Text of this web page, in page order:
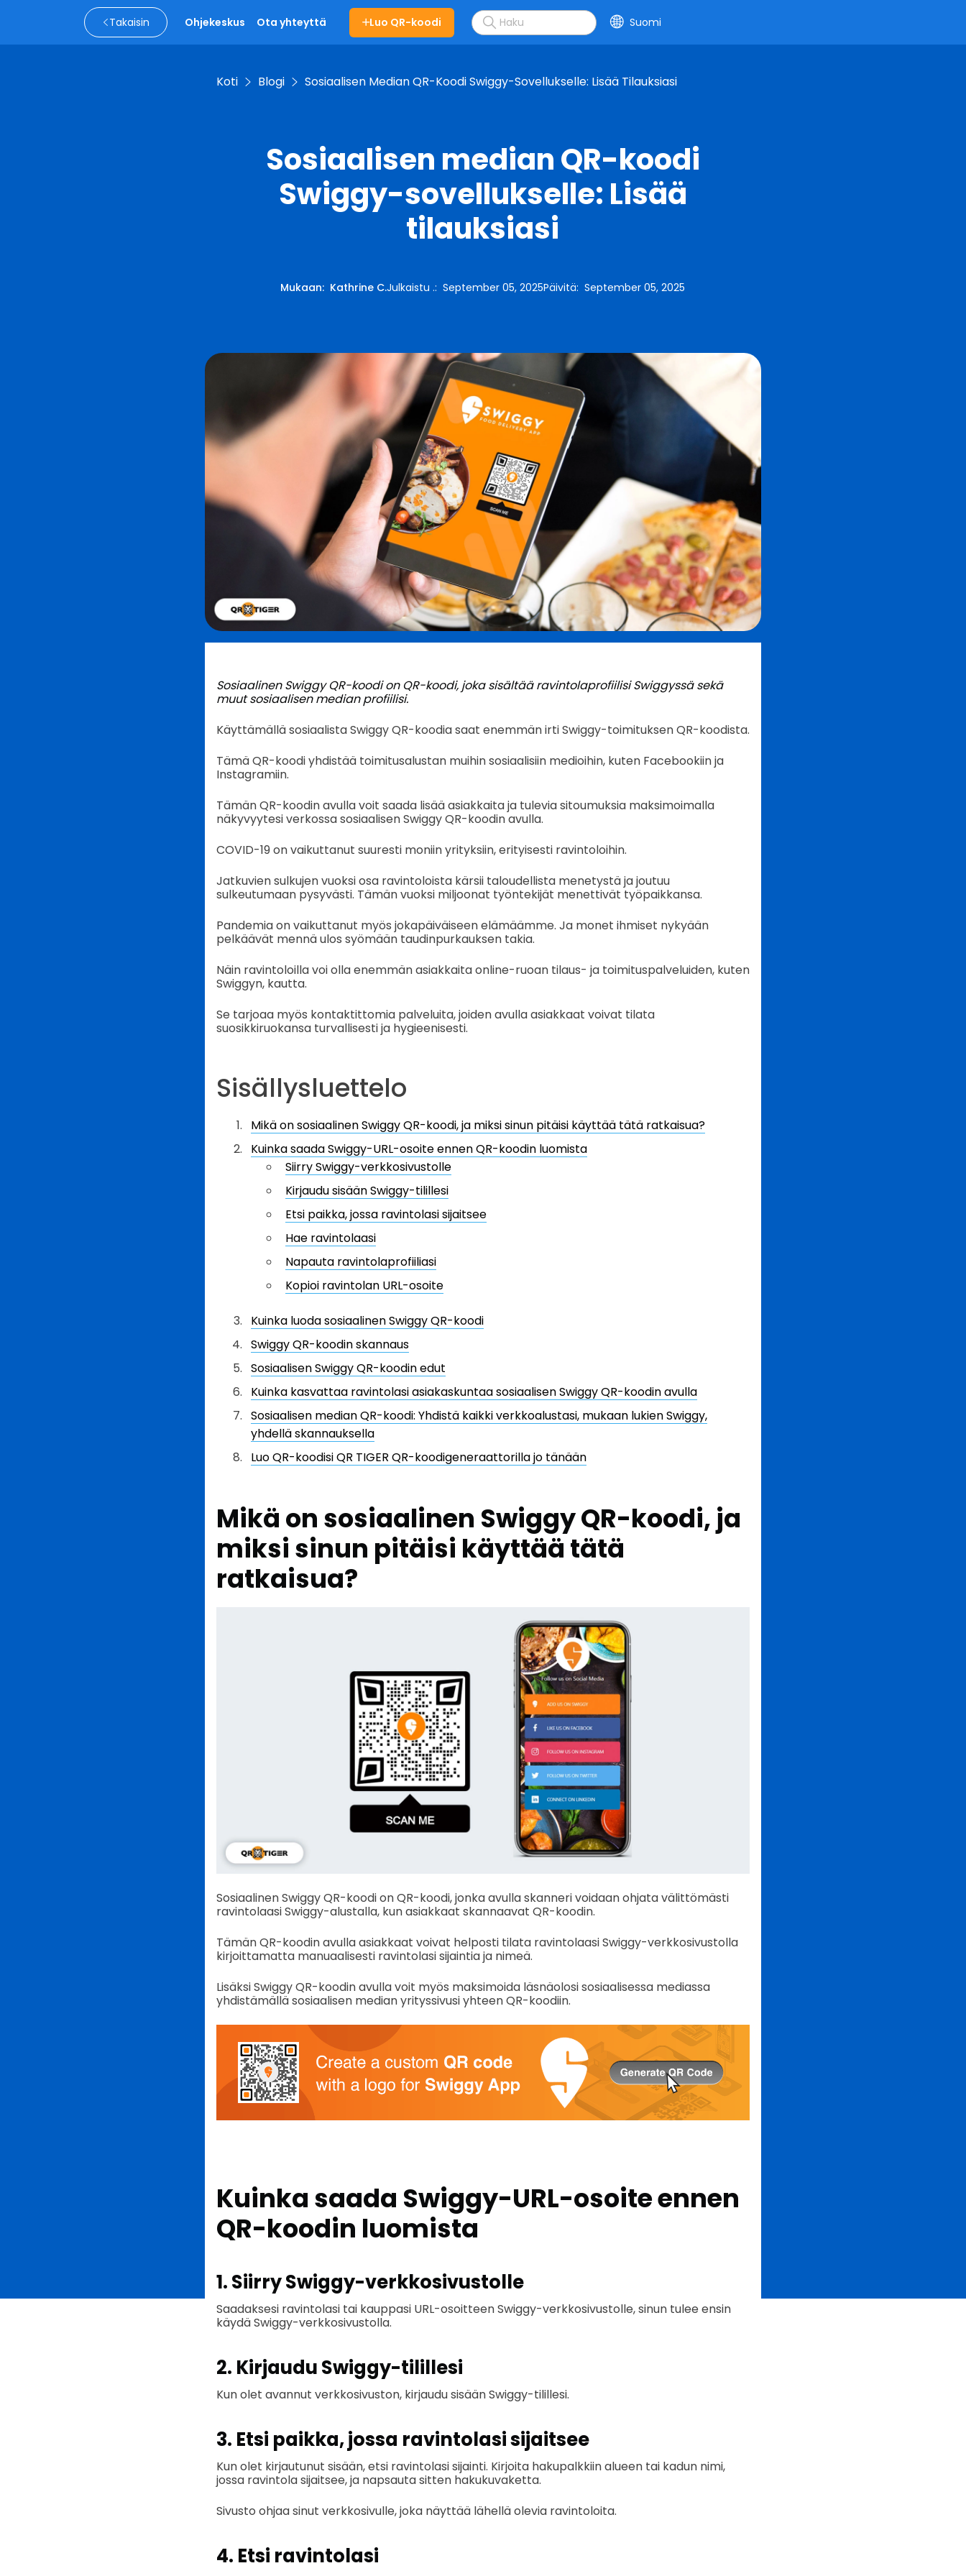
Takaisin Ohjekeskus Ota yhteyttä Luo QR-koodi Suomi
Koti Blogi Sosiaalisen Median QR-Koodi Swiggy-Sovellukselle: Lisää Tilauksiasi
Sosiaalisen median QR-koodi
Swiggy-sovellukselle: Lisää
tilauksiasi
Mukaan: Kathrine C.Julkaistu .:September 05, 2025Päivitä:September 05, 2025
Sosiaalinen Swiggy QR-koodi on QR-koodi, joka sisältää ravintolaprofiilisi Swiggyssä sekä
muut sosiaalisen median profiilisi.
Käyttämällä sosiaalista Swiggy QR-koodia saat enemmän irti Swiggy-toimituksen QR-koodista.
Tämä QR-koodi yhdistää toimitusalustan muihin sosiaalisiin medioihin, kuten Facebookiin ja
Instagramiin.
Tämän QR-koodin avulla voit saada lisää asiakkaita ja tulevia sitoumuksia maksimoimalla
näkyvyytesi verkossa sosiaalisen Swiggy QR-koodin avulla.
COVID-19 on vaikuttanut suuresti moniin yrityksiin, erityisesti ravintoloihin.
Jatkuvien sulkujen vuoksi osa ravintoloista kärsii taloudellista menetystä ja joutuu
sulkeutumaan pysyvästi. Tämän vuoksi miljoonat työntekijät menettivät työpaikkansa.
Pandemia on vaikuttanut myös jokapäiväiseen elämäämme. Ja monet ihmiset nykyään
pelkäävät mennä ulos syömään taudinpurkauksen takia.
Näin ravintoloilla voi olla enemmän asiakkaita online-ruoan tilaus- ja toimituspalveluiden, kuten
Swiggyn, kautta.
Se tarjoaa myös kontaktittomia palveluita, joiden avulla asiakkaat voivat tilata
suosikkiruokansa turvallisesti ja hygieenisesti.
Sisällysluettelo
Mikä on sosiaalinen Swiggy QR-koodi, ja miksi sinun pitäisi käyttää tätä ratkaisua?
Kuinka saada Swiggy-URL-osoite ennen QR-koodin luomista
Siirry Swiggy-verkkosivustolle
Kirjaudu sisään Swiggy-tilillesi
Etsi paikka, jossa ravintolasi sijaitsee
Hae ravintolaasi
Napauta ravintolaprofiiliasi
Kopioi ravintolan URL-osoite
Kuinka luoda sosiaalinen Swiggy QR-koodi
Swiggy QR-koodin skannaus
Sosiaalisen Swiggy QR-koodin edut
Kuinka kasvattaa ravintolasi asiakaskuntaa sosiaalisen Swiggy QR-koodin avulla
Sosiaalisen median QR-koodi: Yhdistä kaikki verkkoalustasi, mukaan lukien Swiggy,
yhdellä skannauksella
Luo QR-koodisi QR TIGER QR-koodigeneraattorilla jo tänään
Mikä on sosiaalinen Swiggy QR-koodi, ja
miksi sinun pitäisi käyttää tätä
ratkaisua?
Sosiaalinen Swiggy QR-koodi on QR-koodi, jonka avulla skanneri voidaan ohjata välittömästi
ravintolaasi Swiggy-alustalla, kun asiakkaat skannaavat QR-koodin.
Tämän QR-koodin avulla asiakkaat voivat helposti tilata ravintolaasi Swiggy-verkkosivustolla
kirjoittamatta manuaalisesti ravintolasi sijaintia ja nimeä.
Lisäksi Swiggy QR-koodin avulla voit myös maksimoida läsnäolosi sosiaalisessa mediassa
yhdistämällä sosiaalisen median yrityssivusi yhteen QR-koodiin.
Kuinka saada Swiggy-URL-osoite ennen
QR-koodin luomista
1. Siirry Swiggy-verkkosivustolle
Saadaksesi ravintolasi tai kauppasi URL-osoitteen Swiggy-verkkosivustolle, sinun tulee ensin
käydä Swiggy-verkkosivustolla.
2. Kirjaudu Swiggy-tilillesi
Kun olet avannut verkkosivuston, kirjaudu sisään Swiggy-tilillesi.
3. Etsi paikka, jossa ravintolasi sijaitsee
Kun olet kirjautunut sisään, etsi ravintolasi sijainti. Kirjoita hakupalkkiin alueen tai kadun nimi,
jossa ravintola sijaitsee, ja napsauta sitten hakukuvaketta.
Sivusto ohjaa sinut verkkosivulle, joka näyttää lähellä olevia ravintoloita.
4. Etsi ravintolasi